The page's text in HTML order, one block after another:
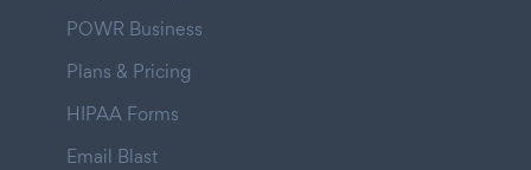
POWR Business
Plans & Pricing
HIPAA Forms
Email Blast